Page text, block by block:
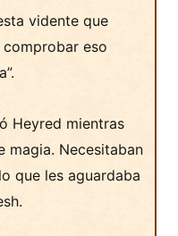
vidente que
eso
Heyred mientras
magia. Necesitaban
que les aguardaba